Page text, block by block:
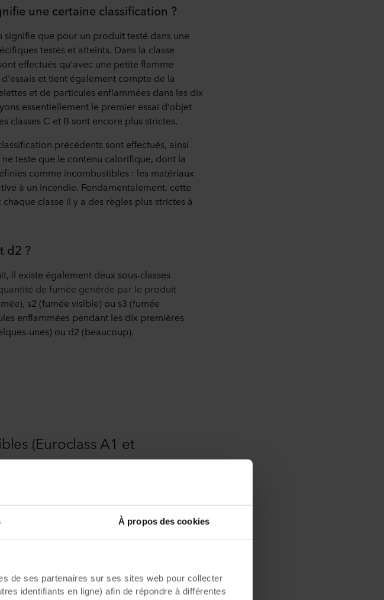
À propos des cookies
de ses partenaires sur ses sites web pour collecter
identifiants en ligne) afin de répondre à différentes
une certaine classification ?
signifie que pour un produit testé dans une
testés et atteints. Dans la classe
effectués qu'avec une petite flamme
et tient également compte de la
et de particules enflammées dans les dix
essentiellement le premier essai d’objet
classes C et B sont encore plus strictes.
précédents sont effectués, ainsi
teste que le contenu calorifique, dont la
comme incombustibles : les matériaux
à un incendie. Fondamentalement, cette
classe il y a des règles plus strictes à
d2 ?
il existe également deux sous-classes
de fumée générée par le produit
s2 (fumée visible) ou s3 (fumée
enflammées pendant les dix premières
unes) ou d2 (beaucoup).
(Euroclass A1 et
choix pour les
introduit ?